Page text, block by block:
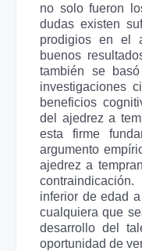
no solo fueron
dudas existen
prodigios en el
buenos
también se
investigaciones
beneficios
del ajedrez a
esta firme
argumento
ajedrez a
inferior de edad
cualquiera que
desarrollo del
oportunidad de